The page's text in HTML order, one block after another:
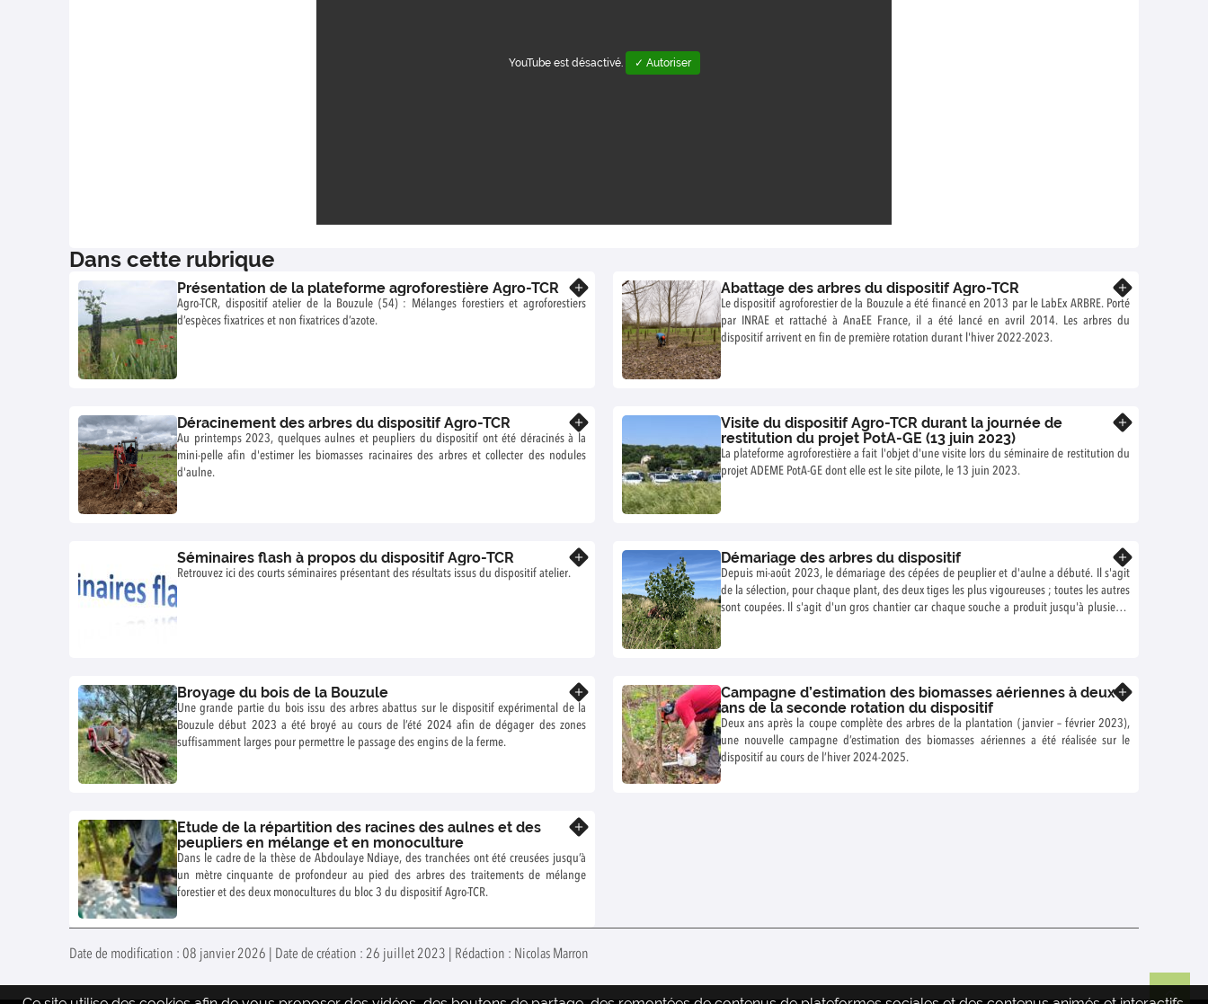
YouTube est désactivé. ✓ Autoriser
Dans cette rubrique
Présentation de la plateforme agroforestière Agro-TCR
Agro-TCR, dispositif atelier de la Bouzule (54) : Mélanges forestiers et agroforestiers
d’espèces fixatrices et non fixatrices d’azote.
Abattage des arbres du dispositif Agro-TCR
Le dispositif agroforestier de la Bouzule a été financé en 2013 par le LabEx ARBRE. Porté
par INRAE et rattaché à AnaEE France, il a été lancé en avril 2014. Les arbres du
dispositif arrivent en fin de première rotation durant l'hiver 2022-2023.
Déracinement des arbres du dispositif Agro-TCR
Au printemps 2023, quelques aulnes et peupliers du dispositif ont été déracinés à la
mini-pelle afin d'estimer les biomasses racinaires des arbres et collecter des nodules
d'aulne.
Visite du dispositif Agro-TCR durant la journée de
restitution du projet PotA-GE (13 juin 2023)
La plateforme agroforestière a fait l'objet d'une visite lors du séminaire de restitution du
projet ADEME PotA-GE dont elle est le site pilote, le 13 juin 2023.
Séminaires flash à propos du dispositif Agro-TCR
Retrouvez ici des courts séminaires présentant des résultats issus du dispositif atelier.
Démariage des arbres du dispositif
Depuis mi-août 2023, le démariage des cépées de peuplier et d'aulne a débuté. Il s'agit
de la sélection, pour chaque plant, des deux tiges les plus vigoureuses ; toutes les autres
sont coupées. Il s'agit d'un gros chantier car chaque souche a produit jusqu'à plusieurs
Broyage du bois de la Bouzule
Une grande partie du bois issu des arbres abattus sur le dispositif expérimental de la
Bouzule début 2023 a été broyé au cours de l’été 2024 afin de dégager des zones
suffisamment larges pour permettre le passage des engins de la ferme.
Campagne d’estimation des biomasses aériennes à deux
ans de la seconde rotation du dispositif
Deux ans après la coupe complète des arbres de la plantation (janvier – février 2023),
une nouvelle campagne d’estimation des biomasses aériennes a été réalisée sur le
dispositif au cours de l’hiver 2024-2025.
Etude de la répartition des racines des aulnes et des
peupliers en mélange et en monoculture
Dans le cadre de la thèse de Abdoulaye Ndiaye, des tranchées ont été creusées jusqu’à
un mètre cinquante de profondeur au pied des arbres des traitements de mélange
forestier et des deux monocultures du bloc 3 du dispositif Agro-TCR.
Date de modification : 08 janvier 2026 | Date de création : 26 juillet 2023 | Rédaction : Nicolas Marron